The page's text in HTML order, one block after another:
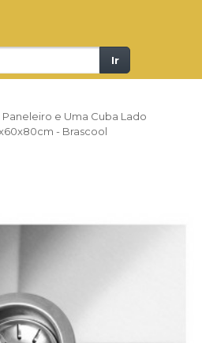
Ir
e Uma Cuba Lado
- Brascool